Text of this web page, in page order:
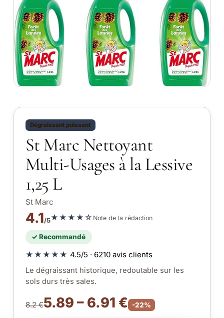
Dégraissant puissant
St Marc Nettoyant
Multi-Usages à la Lessive
1,25 L
St Marc
4.1/5★★★★☆ Note de la rédaction
✓ Recommandé
★★★★★ 4.5/5 · 6210 avis clients
Le dégraissant historique, redoutable sur les
sols durs très sales.
8.2 €5.89 – 6.91 € -22%